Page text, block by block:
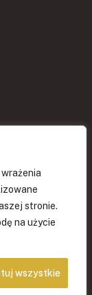
stronie.
na użycie
wszystkie
2024. A2.5.1 :
STYMULOWANIA